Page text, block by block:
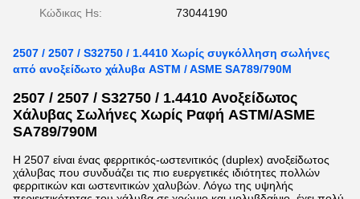
Κώδικας Hs: 73044190
2507 / 2507 / S32750 / 1.4410 Χωρίς συγκόλληση σωλήνες
από ανοξείδωτο χάλυβα ASTM / ASME SA789/790M
2507 / 2507 / S32750 / 1.4410 Ανοξείδωτος
Χάλυβας Σωλήνες Χωρίς Ραφή ASTM/ASME
SA789/790M
Η 2507 είναι ένας φερριτικός-ωστενιτικός (duplex) ανοξείδωτος
χάλυβας που συνδυάζει τις πιο ευεργετικές ιδιότητες πολλών
φερριτικών και ωστενιτικών χαλυβών. Λόγω της υψηλής